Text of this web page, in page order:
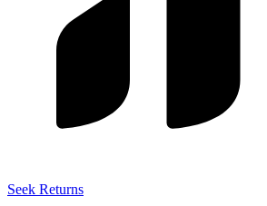
Seek Returns